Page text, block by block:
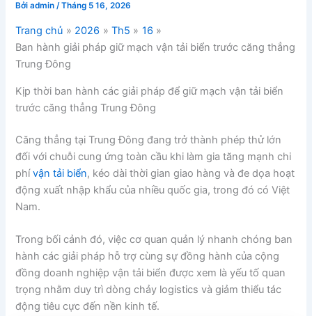
Bởiadmin/Tháng 5 16, 2026
Trang chủ 2026 Th5
16
Ban hành giải pháp giữ mạch vận tải biển trước căng thẳng
Trung Đông
Kịp thời ban hành các giải pháp để giữ mạch vận tải biển
trước căng thẳng Trung Đông
Căng thẳng tại Trung Đông đang trở thành phép thử lớn
đối với chuỗi cung ứng toàn cầu khi làm gia tăng mạnh chi
phívận tải biển, kéo dài thời gian giao hàng và đe dọa hoạt
động xuất nhập khẩu của nhiều quốc gia, trong đó có Việt
Nam.
Trong bối cảnh đó, việc cơ quan quản lý nhanh chóng ban
hành các giải pháp hỗ trợ cùng sự đồng hành của cộng
đồng doanh nghiệp vận tải biển được xem là yếu tố quan
trọng nhằm duy trì dòng chảy logistics và giảm thiểu tác
động tiêu cực đến nền kinh tế.